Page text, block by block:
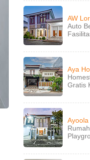
AW
Auto
Aya
Gratis